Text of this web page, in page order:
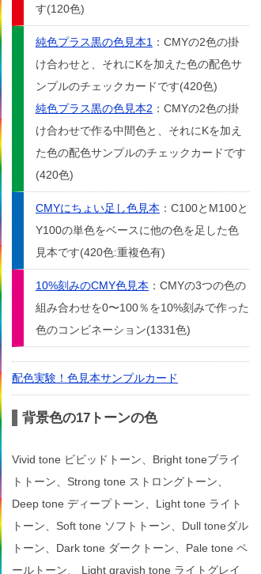
す(120色)
純色プラス黒の色見本1 ：CMYの2色の掛
け合わせと、それにKを加えた色の配色サ
ンプルのチェックカードです(420色)
純色プラス黒の色見本2 ：CMYの2色の掛
け合わせで作る中間色と、それにKを加え
た色の配色サンプルのチェックカードです
(420色)
CMYにちょい足し色見本 ：C100とM100と
Y100の単色をベースに他の色を足した色
見本です(420色:重複色有)
10%刻みのCMY色見本 ：CMYの3つの色の
組み合わせを0〜100％を10%刻みで作った
色のコンビネーション(1331色)
配色実験！色見本サンプルカード
背景色の17トーンの色
Vivid tone ビビッドトーン、Bright toneブライ
トトーン、Strong tone ストロングトーン、
Deep tone ディープトーン、Light tone ライト
トーン、Soft tone ソフトトーン、Dull toneダル
トーン、Dark tone ダークトーン、Pale tone ペ
ールトーン、 Light grayish tone ライトグレイ